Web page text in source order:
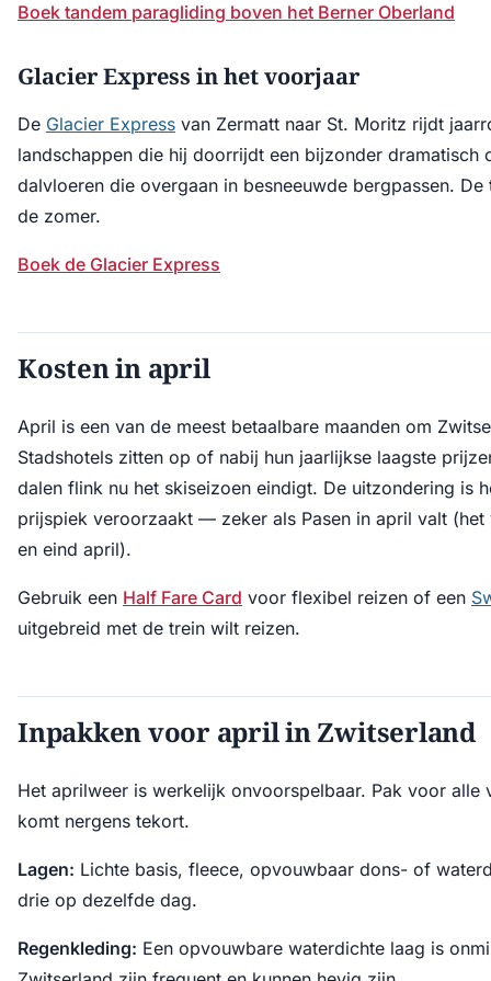
Boek tandem paragliding boven het Berner Oberland
Glacier Express in het voorjaar
De Glacier Express van Zermatt naar St. Moritz rijdt
landschappen die hij doorrijdt een bijzonder
dalvloeren die overgaan in besneeuwde bergpassen.
de zomer.
Boek de Glacier Express
Kosten in april
April is een van de meest betaalbare maanden om
Stadshotels zitten op of nabij hun jaarlijkse laagste
dalen flink nu het skiseizoen eindigt. De uitzondering is
prijspiek veroorzaakt — zeker als Pasen in april valt (het
en eind april).
Gebruik een Half Fare Card voor flexibel reizen of een
uitgebreid met de trein wilt reizen.
Inpakken voor april in Zwitserland
Het aprilweer is werkelijk onvoorspelbaar. Pak voor alle
komt nergens tekort.
Lagen: Lichte basis, fleece, opvouwbaar dons- of
drie op dezelfde dag.
Regenkleding: Een opvouwbare waterdichte laag is